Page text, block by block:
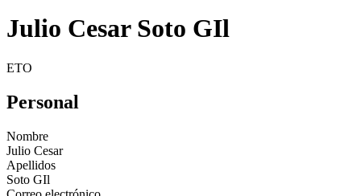
Julio Cesar Soto GIl
ETO
Personal
Nombre
Julio Cesar
Apellidos
Soto GIl